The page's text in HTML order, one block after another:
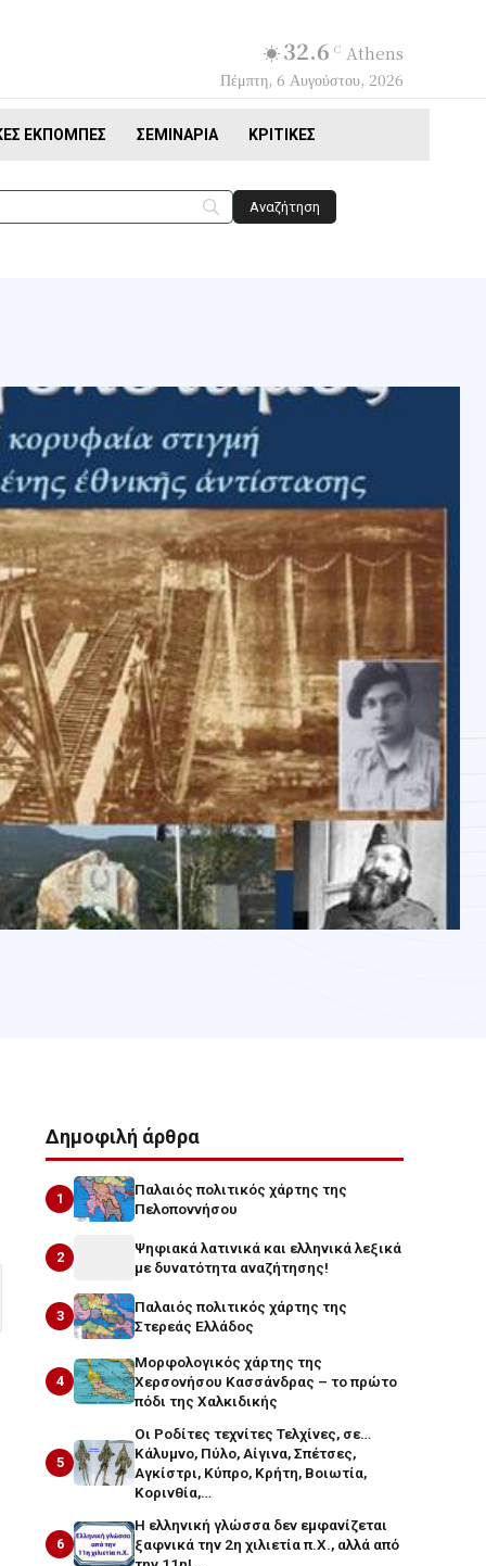
32.6 C Athens
Πέμπτη, 6 Αυγούστου, 2026
ΕΚΠΟΜΠΈΣ ΣΕΜΙΝΆΡΙΑ ΚΡΙΤΙΚΈΣ
Δημοφιλή άρθρα
1
Παλαιός πολιτικός χάρτης της
Πελοποννήσου
2
Ψηφιακά λατινικά και ελληνικά λεξικά
με δυνατότητα αναζήτησης!
3
Παλαιός πολιτικός χάρτης της
Στερεάς Ελλάδος
4
Μορφολογικός χάρτης της
Χερσονήσου Κασσάνδρας – το πρώτο
πόδι της Χαλκιδικής
5
Οι Ροδίτες τεχνίτες Τελχίνες, σε…
Κάλυμνο, Πύλο, Αίγινα, Σπέτσες,
Αγκίστρι, Κύπρο, Κρήτη, Βοιωτία,
Κορινθία,…
6
Η ελληνική γλώσσα δεν εμφανίζεται
ξαφνικά την 2η χιλιετία π.Χ., αλλά από